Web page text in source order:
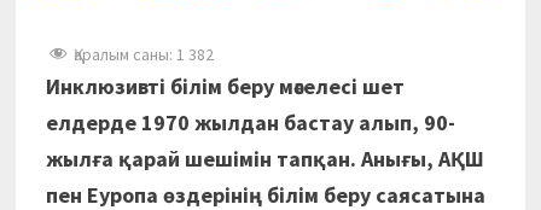
Қаралым саны: 1 382
Инклюзивті білім беру мәселесі шет
елдерде 1970 жылдан бастау алып, 90-
жылға қарай шешімін тапқан. Анығы, АҚШ
пен Еуропа өздерінің білім беру саясатына